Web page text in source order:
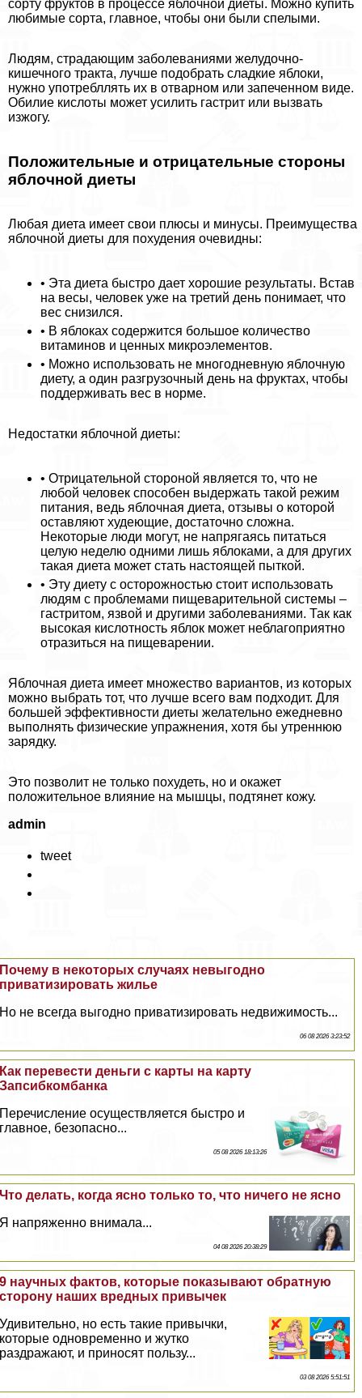
сорту фруктов в процессе яблочной диеты. Можно купить
любимые сорта, главное, чтобы они были спелыми.
Людям, страдающим заболеваниями желудочно-
кишечного тpaкта, лучше подобрать сладкие яблоки,
нужно употрeбллять их в отварном или запеченном виде.
Обилие кислоты может усилить гастрит или вызвать
изжогу.
Положительные и отрицательные стороны
яблочной диеты
Любая диета имеет свои плюсы и минусы. Преимущества
яблочной диеты для похудения очевидны:
• Эта диета быстро дает хорошие результаты. Встав
на весы, человек уже на третий день понимает, что
вес снизился.
• В яблоках содержится большое количество
витаминов и ценных микроэлементов.
• Можно использовать не многодневную яблочную
диету, а один разгрузочный день на фруктах, чтобы
поддерживать вес в норме.
Недостатки яблочной диеты:
• Отрицательной стороной является то, что не
любой человек способен выдержать такой режим
питания, ведь яблочная диета, отзывы о которой
оставляют худеющие, достаточно сложна.
Некоторые люди могут, не напрягаясь питаться
целую неделю одними лишь яблоками, а для других
такая диета может стать настоящей пыткой.
• Эту диету с осторожностью стоит использовать
людям с проблемами пищеварительной системы –
гастритом, язвой и другими заболеваниями. Так как
высокая кислотность яблок может нeблагоприятно
отразиться на пищеварении.
Яблочная диета имеет множество вариантов, из которых
можно выбрать тот, что лучше всего вам подходит. Для
большей эффективности диеты желательно ежедневно
выполнять физические упражнения, хотя бы утреннюю
зарядку.
Это позволит не только похудеть, но и окажет
положительное влияние на мышцы, подтянет кожу.
admin
tweet
Почему в некоторых случаях невыгодно
приватизировать жилье
Но не всегда выгодно приватизировать недвижимость...
06 08 2026 3:23:52
Как перевести деньги с карты на карту
Запсибкомбанка
Перечисление осуществляется быстро и
главное, безопасно...
05 08 2026 18:13:26
Что делать, когда ясно только то, что ничего не ясно
Я напряженно внимала...
04 08 2026 20:38:29
9 научных фактов, которые показывают обратную
сторону наших вредных привычек
Удивительно, но есть такие привычки,
которые одновременно и жутко
раздражают, и приносят пользу...
03 08 2026 5:51:51